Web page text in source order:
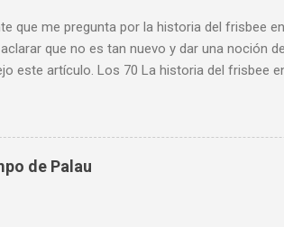
que me pregunta por la historia del frisbee
que no es tan nuevo y dar una noción
este artículo. Los 70 La historia del frisbee
el mundo del disco volador. Ese mismo año
(A.E.F.) con sede en Bilbao. Aunque
jugadores afiliados, no figura como
tipo de actividad en ningún sitio. 1985 Primer
DGCO: Belén, Juan, Pedro, Patxo y Eduardo
de Palau